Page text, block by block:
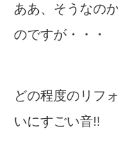
ああ、そうなの
のですが・・・
どの程度のリフ
いにすごい音!!